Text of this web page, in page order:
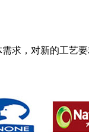
求，对新的工艺